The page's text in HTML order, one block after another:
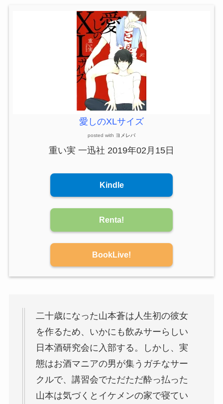
愛しのXLサイズ
posted with ヨメレバ
重い実 一迅社 2019年02月15日
Kindle
Renta!
BookLive!
二十歳になった山本蒼は人生初の彼女
を作るため、いかにも飲みサーらしい
日本酒研究会に入部する。しかし、実
態はお酒マニアの男が集うガチなサー
クルで、講習会でただただ酔っ払った
山本は気づくとイケメンの家で寝てい